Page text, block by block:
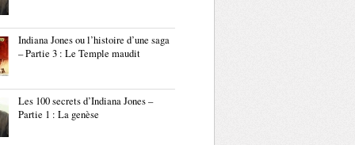
Indiana Jones ou l’histoire d’une saga
– Partie 3 : Le Temple maudit
Les 100 secrets d’Indiana Jones –
Partie 1 : La genèse